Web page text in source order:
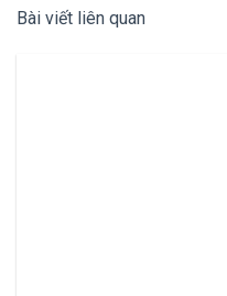
Bài viết liên quan